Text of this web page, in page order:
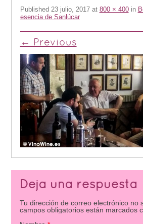
Published 23 julio, 2017at 800 × 400in
esencia de Sanlúcar
← Previous
Deja una respuesta
Tu dirección de correo electrónico no
campos obligatorios están marcados